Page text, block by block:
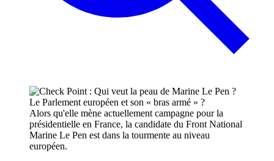
Alors qu'elle mène actuellement campagne pour la
présidentielle en France, la candidate du Front National
Marine Le Pen est dans la tourmente au niveau
européen.